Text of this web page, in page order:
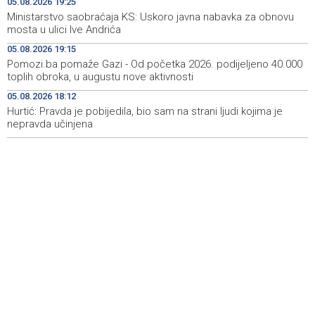
19:12
Conference on representation of constituent peoples
and Others in BiH institutions on August 7
19:12
'Šetnica kulture' nastavljena modnom revijom i
predstavljanjem kozmetike
19:05
Prosecutor's Office indicts former Court of BiH
employee for alleged embezzlement
Ministarstvo saobraćaja KS: Uskoro javna nabavka za obnovu
mosta u ulici Ive Andrića
05.08.2026 19:15
Pomozi.ba pomaže Gazi - Od početka 2026. podijeljeno 40.000
toplih obroka, u augustu nove aktivnosti
05.08.2026 18:12
Hurtić: Pravda je pobijedila, bio sam na strani ljudi kojima je
nepravda učinjena